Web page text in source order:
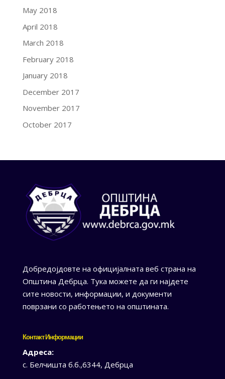
May 2018
April 2018
March 2018
February 2018
January 2018
December 2017
November 2017
October 2017
Добредојдовте на официјалната веб страна на
Општина Дебрца. Тука можете да ги најдете
сите новости, информации, и документи
поврзани со работењето на општината.
Контакт Информации
Адреса:
с. Белчишта б.б.,6344, Дебрца